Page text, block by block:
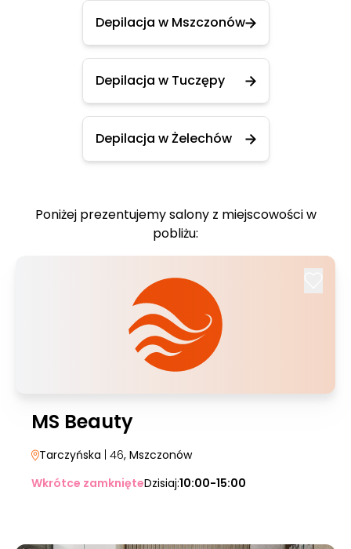
Depilacja w Mszczonów
Depilacja w Tuczępy
Depilacja w Żelechów
Poniżej prezentujemy salony z miejscowości w
pobliżu:
MS Beauty
Tarczyńska | 46, Mszczonów
Wkrótce zamknięteDzisiaj:10:00-15:00